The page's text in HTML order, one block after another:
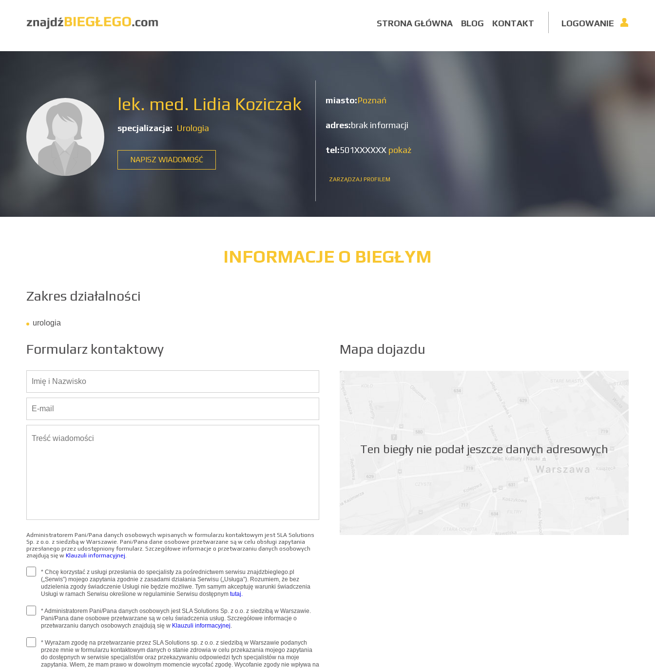
LOGOWANIE
STRONA GŁÓWNA BLOG KONTAKT
lek. med. Lidia Koziczak
specjalizacja: Urologia
NAPISZ WIADOMOŚĆ
miasto:Poznań
adres:brak informacji
tel:501XXXXXX pokaż
ZARZĄDZAJ PROFILEM
INFORMACJE O BIEGŁYM
Zakres działalności
urologia
Formularz kontaktowy
Administratorem Pani/Pana danych osobowych wpisanych w formularzu kontaktowym jest SLA Solutions
Sp. z o.o. z siedzibą w Warszawie. Pani/Pana dane osobowe przetwarzane są w celu obsługi zapytania
przesłanego przez udostępniony formularz. Szczegółowe informacje o przetwarzaniu danych osobowych
znajdują się w Klauzuli informacyjnej.
* Chcę korzystać z usługi przesłania do specjalisty za pośrednictwem serwisu znajdzbieglego.pl
(„Serwis”) mojego zapytania zgodnie z zasadami działania Serwisu („Usługa”). Rozumiem, że bez
udzielenia zgody świadczenie Usługi nie będzie możliwe. Tym samym akceptuję warunki świadczenia
Usługi w ramach Serwisu określone w regulaminie Serwisu dostępnym tutaj.
* Administratorem Pani/Pana danych osobowych jest SLA Solutions Sp. z o.o. z siedzibą w Warszawie.
Pani/Pana dane osobowe przetwarzane są w celu świadczenia usług. Szczegółowe informacje o
przetwarzaniu danych osobowych znajdują się w Klauzuli informacyjnej.
* Wyrażam zgodę na przetwarzanie przez SLA Solutions sp. z o.o. z siedzibą w Warszawie podanych
przeze mnie w formularzu kontaktowym danych o stanie zdrowia w celu przekazania mojego zapytania
do dostępnych w serwisie specjalistów oraz przekazywaniu odpowiedzi tych specjalistów na moje
zapytania. Wiem, że mam prawo w dowolnym momencie wycofać zgodę. Wycofanie zgody nie wpływa na
Mapa dojazdu
Ten biegły nie podał jeszcze danych adresowych